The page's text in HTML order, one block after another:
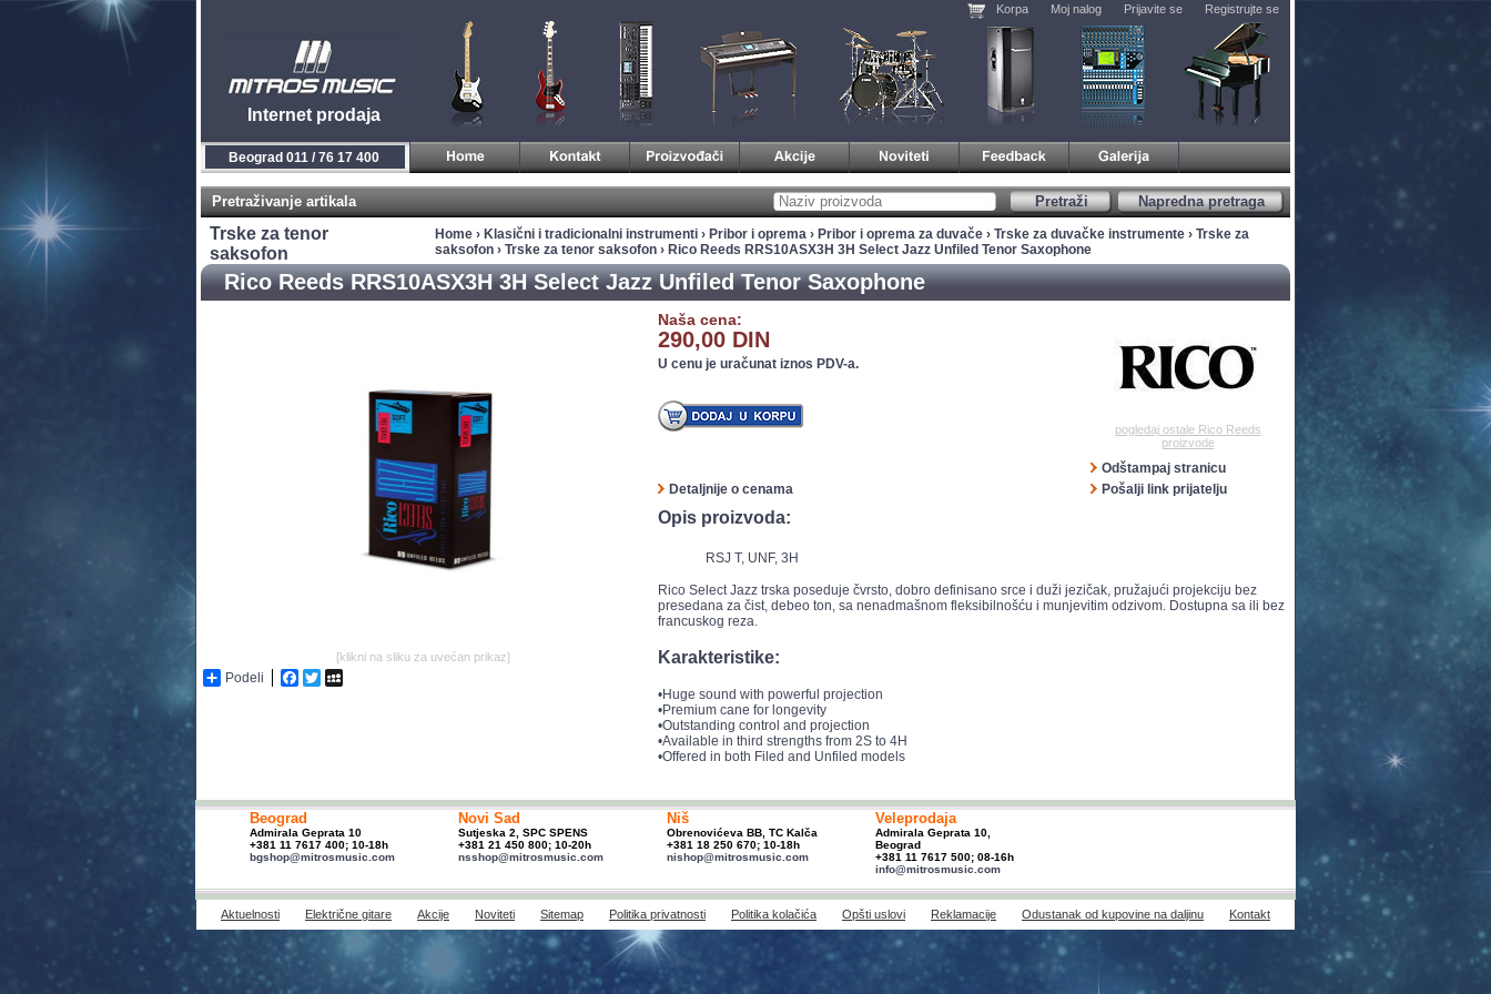
Internet prodaja
Korpa Moj nalog Prijavite se Registrujte se
Beograd 011 / 76 17 400
Pretraživanje artikala Napredna pretraga
Pretraži
Trske za tenor
saksofon
Home › Klasični i tradicionalni instrumenti › Pribor i oprema › Pribor i oprema za duvače › Trske za duvačke instrumente › Trske za
saksofon › Trske za tenor saksofon › Rico Reeds RRS10ASX3H 3H Select Jazz Unfiled Tenor Saxophone
Rico Reeds RRS10ASX3H 3H Select Jazz Unfiled Tenor Saxophone
[klikni na sliku za uvećan prikaz]
Podeli Facebook
Twitter
Naša cena:
290,00 DIN
U cenu je uračunat iznos PDV-a.
pogledaj ostale Rico Reeds
proizvode
Odštampaj stranicu
Detaljnije o cenama
Pošalji link prijatelju
Opis proizvoda:
RSJ T, UNF, 3H
Rico Select Jazz trska poseduje čvrsto, dobro definisano srce i duži jezičak, pružajući projekciju bez
presedana za čist, debeo ton, sa nenadmašnom fleksibilnošću i munjevitim odzivom. Dostupna sa ili bez
francuskog reza.
Karakteristike:
•Huge sound with powerful projection
•Premium cane for longevity
•Outstanding control and projection
•Available in third strengths from 2S to 4H
•Offered in both Filed and Unfiled models
Beograd
Admirala Geprata 10
+381 11 7617 400; 10-18h
bgshop@mitrosmusic.com
Novi Sad
Sutjeska 2, SPC SPENS
+381 21 450 800; 10-20h
nsshop@mitrosmusic.com
Niš
Obrenovićeva BB, TC Kalča
+381 18 250 670; 10-18h
nishop@mitrosmusic.com
Veleprodaja
Admirala Geprata 10,
Beograd
+381 11 7617 500; 08-16h
info@mitrosmusic.com
Aktuelnosti Električne gitare Akcije Noviteti Sitemap Politika privatnosti Politika kolačića Opšti uslovi Reklamacije Odustanak od kupovine na daljinu Kontakt